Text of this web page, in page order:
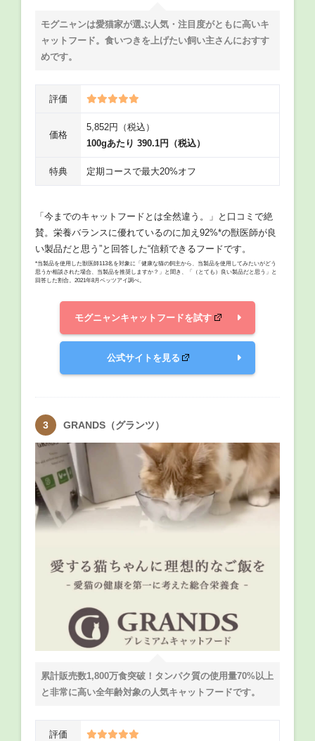
モグニャンは愛猫家が選ぶ人気・注目度がともに高いキ
ャットフード。食いつきを上げたい飼い主さんにおすす
めです。
評価
価格
5,852円（税込）
100gあたり 390.1円（税込）
特典 定期コースで最大20%オフ
「今までのキャットフードとは全然違う。」と口コミで絶
賛。栄養バランスに優れているのに加え92%*の獣医師が良
い製品だと思う”と回答した“信頼できるフードです。
*当製品を使用した獣医師113名を対象に「健康な猫の飼主から、当製品を使用してみたいがどう
思うか相談された場合、当製品を推奨しますか？」と聞き、「（とても）良い製品だと思う」と
回答した割合。2021年8月ベッツアイ調べ。
モグニャンキャットフードを試す
公式サイトを見る
GRANDS（グランツ）
累計販売数1,800万食突破！タンパク質の使用量70%以上
と非常に高い全年齢対象の人気キャットフードです。
評価